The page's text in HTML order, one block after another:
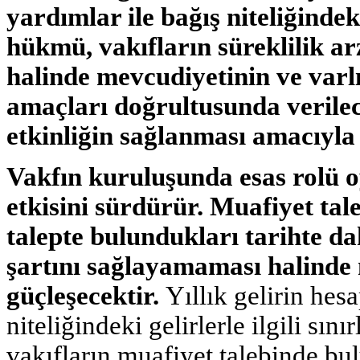
yardımlar ile bağış
hükmü, vakıfların süreklilik
halinde mevcudiyetinin ve
amaçları doğrultusunda
etkinliğin sağlanması amacıyla
Vakfın kuruluşunda esas rolü
etkisini sürdürür. Muafiyet
talepte bulundukları tarihte
şartını sağlayamaması
güçleşecektir. Yıllık gelirin
niteliğindeki gelirlerle ilgili